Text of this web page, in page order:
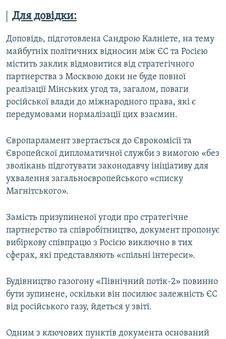
Для довідки:
Доповідь, підготовлена Сандрою Калніете, на тему
майбутніх політичних відносин між ЄС та Росією
містить заклик відмовитися від стратегічного
партнерства з Москвою доки не буде повної
реалізації Мінських угод та, загалом, поваги
російської влади до міжнародного права, які є
передумовами нормалізації цих взаємин.
Європарламент звертається до Єврокомісії та
Європейскої дипломатичної служби з вимогою «без
зволікань підготувати законодавчу ініціативу для
ухвалення загальноєвропейського «списку
Магнітського».
Замість призупиненої угоди про стратегічне
партнерство та співробітництво, документ пропонує
вибіркову співпрацю з Росією виключно в тих
сферах, які представляють «спільні інтереси».
Будівництво газогону «Північний потік-2» повинно
бути зупинене, оскільки він посилює залежність ЄС
від російського газу, йдеться у звіті.
Одним з ключових пунктів документа оснований